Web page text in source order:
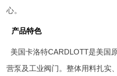
心。
产品特色
美国卡洛特CARDLOTT是美国
营泵及工业阀门。整体用料扎实